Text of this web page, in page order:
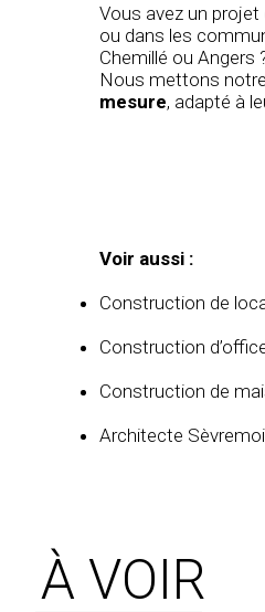
Vous avez un projet
ou dans les
Chemillé ou Angers
Nous mettons
mesure, adapté à
Voir aussi :
Construction de
Construction
Construction de
Architecte
À VOIR